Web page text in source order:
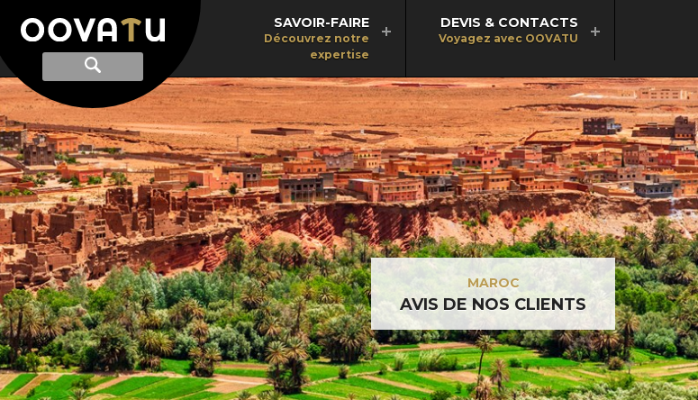
Afficher
recherche
Recherche
SAVOIR-FAIRE
Découvrez notre
expertise
DEVIS & CONTACTS
Voyagez avec OOVATU
MAROC
AVIS DE NOS CLIENTS